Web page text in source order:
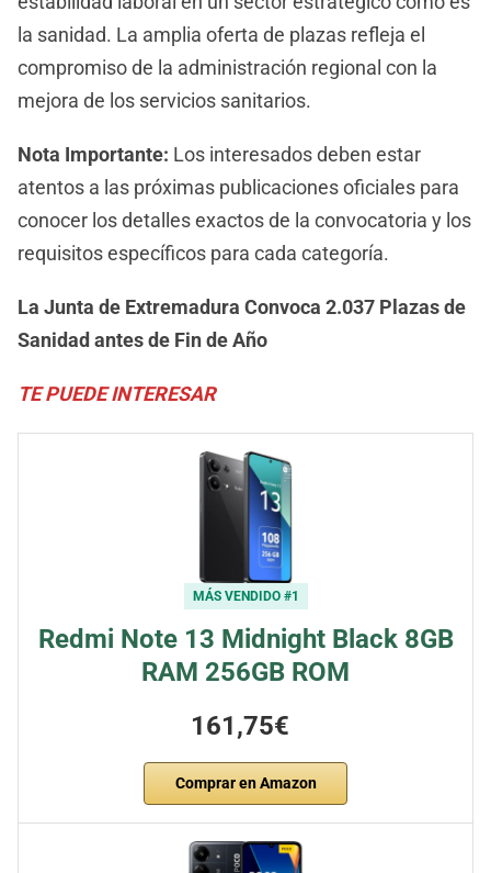
la sanidad. La amplia oferta de plazas refleja el
compromiso de la administración regional con la
mejora de los servicios sanitarios.
Nota Importante: Los interesados deben estar
atentos a las próximas publicaciones oficiales para
conocer los detalles exactos de la convocatoria y los
requisitos específicos para cada categoría.
La Junta de Extremadura Convoca 2.037 Plazas de
Sanidad antes de Fin de Año
TE PUEDE INTERESAR
MÁS VENDIDO #1
Redmi Note 13 Midnight Black 8GB
RAM 256GB ROM
161,75€
Comprar en Amazon